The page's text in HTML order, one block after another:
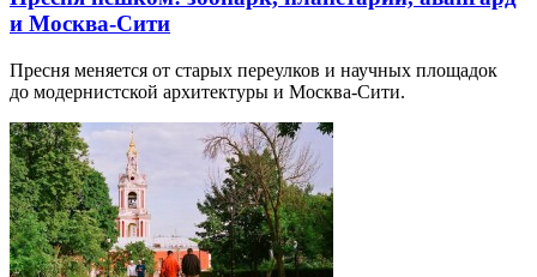
и Москва-Сити
Пресня меняется от старых переулков и научных площадок
до модернистской архитектуры и Москва-Сити.